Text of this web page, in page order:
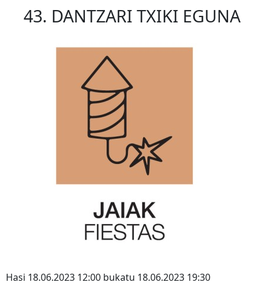
43. DANTZARI TXIKI EGUNA
Hasi 18.06.2023 12:00 bukatu 18.06.2023 19:30